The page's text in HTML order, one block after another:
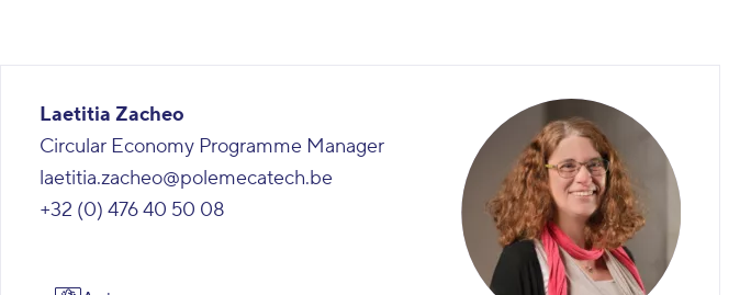
Laetitia Zacheo
Circular Economy Programme Manager
laetitia.zacheo@polemecatech.be
+32 (0) 476 40 50 08